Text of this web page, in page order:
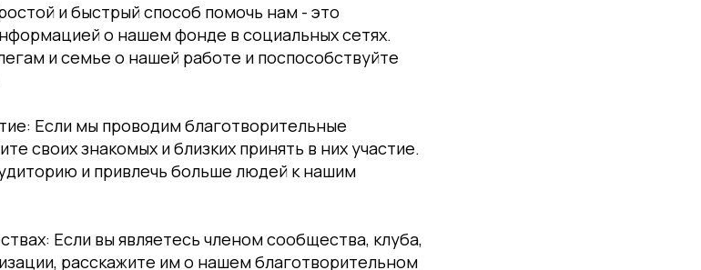
и быстрый способ помочь нам - это
о нашем фонде в социальных сетях.
и семье о нашей работе и поспособствуйте
Если мы проводим благотворительные
своих знакомых и близких принять в них участие.
и привлечь больше людей к нашим
Если вы являетесь членом сообщества, клуба,
расскажите им о нашем благотворительном